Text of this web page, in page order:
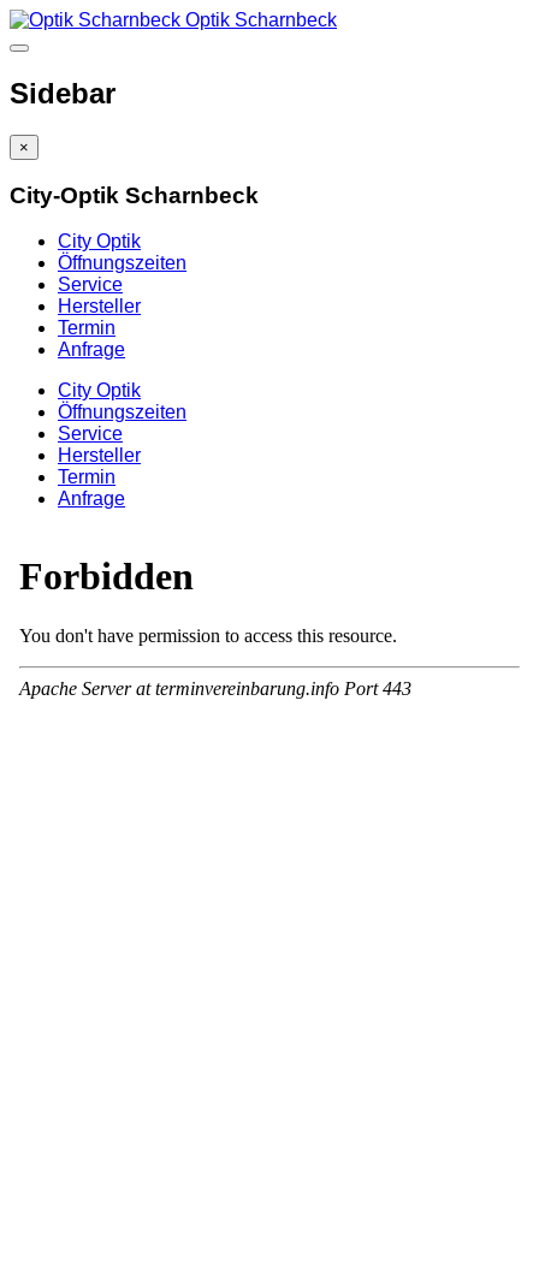
Optik Scharnbeck
Sidebar
×
City-Optik Scharnbeck
City Optik
Öffnungszeiten
Service
Hersteller
Termin
Anfrage
City Optik
Öffnungszeiten
Service
Hersteller
Termin
Anfrage